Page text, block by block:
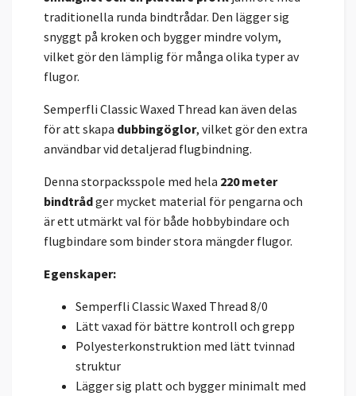
traditionella runda bindtrådar. Den lägger sig
snyggt på kroken och bygger mindre volym,
vilket gör den lämplig för många olika typer av
flugor.
Semperfli Classic Waxed Thread kan även delas
för att skapa dubbingöglor, vilket gör den extra
användbar vid detaljerad flugbindning.
Denna storpacksspole med hela 220 meter
bindtrådger mycket material för pengarna och
är ett utmärkt val för både hobbybindare och
flugbindare som binder stora mängder flugor.
Egenskaper:
Semperfli Classic Waxed Thread 8/0
Lätt vaxad för bättre kontroll och grepp
Polyesterkonstruktion med lätt tvinnad
struktur
Lägger sig platt och bygger minimalt med